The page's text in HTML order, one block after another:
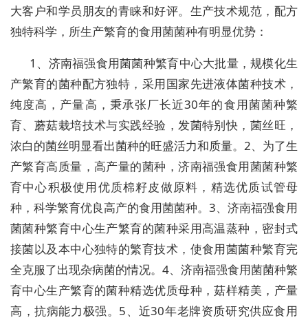
大客户和学员朋友的青睐和好评。生产技术规范，配方
独特科学，所生产繁育的食用菌菌种有明显优势：
1、济南福强食用菌菌种繁育中心大批量，规模化生
产繁育的菌种配方独特，采用国家先进液体菌种技术，
纯度高，产量高，秉承张厂长近30年的食用菌菌种繁
育、蘑菇栽培技术与实践经验，发菌特别快，菌丝旺，
浓白的菌丝明显看出菌种的旺盛活力和质量。2、为了生
产繁育高质量，高产量的菌种，济南福强食用菌菌种繁
育中心积极使用优质棉籽皮做原料，精选优质试管母
种，科学繁育优良高产的食用菌菌种。3、济南福强食用
菌菌种繁育中心生产繁育的菌种采用高温蒸种，密封式
接菌以及本中心独特的繁育技术，使食用菌菌种繁育完
全克服了出现杂病菌的情况。4、济南福强食用菌菌种繁
育中心生产繁育的菌种精选优质母种，菇样精美，产量
高，抗病能力极强。5、近30年老牌资质研究供应食用